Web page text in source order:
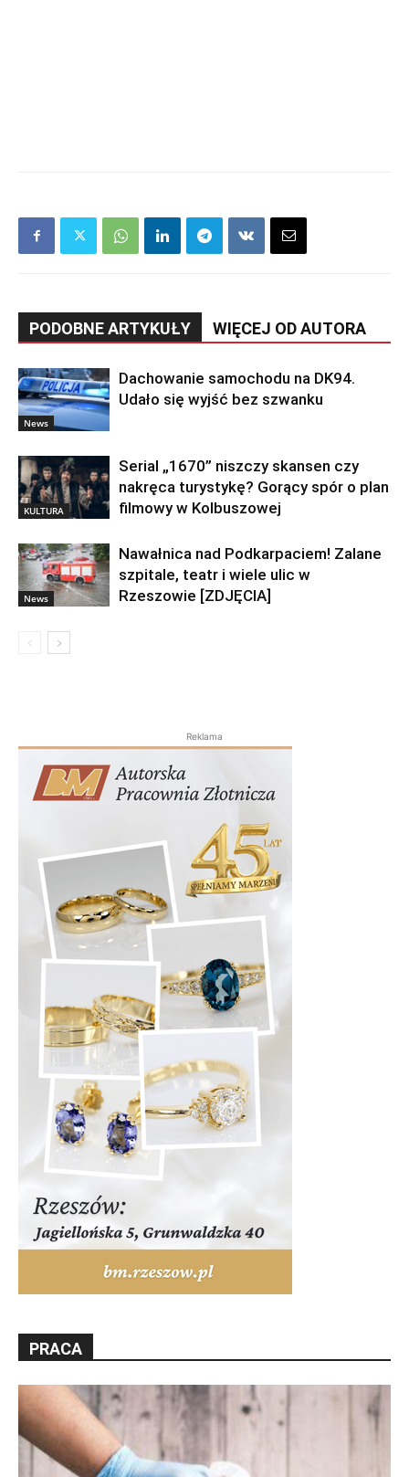
PODOBNE ARTYKUŁY WIĘCEJ OD AUTORA
News
Dachowanie samochodu na DK94.
Udało się wyjść bez szwanku
KULTURA
Serial „1670” niszczy skansen czy
nakręca turystykę? Gorący spór o plan
filmowy w Kolbuszowej
News
Nawałnica nad Podkarpaciem! Zalane
szpitale, teatr i wiele ulic w
Rzeszowie [ZDJĘCIA]
Reklama
PRACA